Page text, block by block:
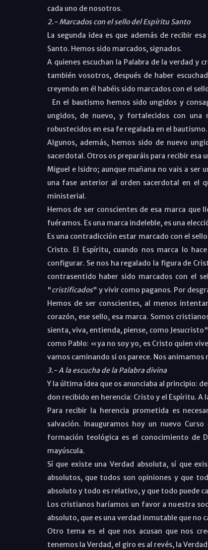
cada uno de nosotros.
2.- Marcados con el sello del Espíritu Santo
La segunda idea es que además de recibir
Santo. Hemos sido marcados, signados.
A quienes escuchan la Palabra de la verdad y
también vosotros, después de haber
creyendo en él habéis sido marcados con el
En el bautismo hemos sido ungidos y
ungidos, de nuevo, y fortalecidos con
robustecidos en esa fe regalada en el bautismo.
Algunos, además, hemos sido de nuevo
sacerdotal. Otros os preparáis para recibir esa
Miguel e Isidro; aunque mañana no vais a ser
una fase anterior al orden sacerdotal en el
ministerial.
Hemos de ser conscientes de esa marca
fuéramos. Es una marca indeleble, es una
Es una contradicción estar marcado con el
Cristo. El Espíritu, cuando nos marca lo
configurar. Se nos ha regalado la figura de
contrasentido haber sido marcados con el
"cristificados" y vivir como paganos. Por
Hemos de ser conscientes, al menos
corazón, ese sello, esa marca. Somos
sienta, viva, entienda, piense, como
como Pablo: «ya no soy yo, es Cristo quien
vamos caminando si os parece. Nos
3.- A la escucha de la Palabra divina
Y la última idea que os anunciaba al principio:
don recibido en herencia: Cristo y el Espíritu. A
Para recibir la herencia prometida es
salvación. Inauguramos hoy un nuevo
formación teológica es el conocimiento de
mayúscula.
Sí que existe una Verdad absoluta, sí que
absolutos, que todos son opiniones y que
absoluto y todo es relativo, y que todo puede
Los cristianos haríamos un favor a nuestra
absoluto, que es una verdad inmutable que no
Otro tema es el que nos acusan que nos
tenemos la Verdad, el giro es al revés, la